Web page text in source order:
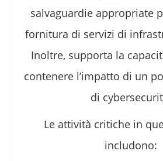
salvaguardie appropriate
fornitura di servizi di
Inoltre, supporta la
contenere l’impatto di un
di
Le attività critiche in
includono: